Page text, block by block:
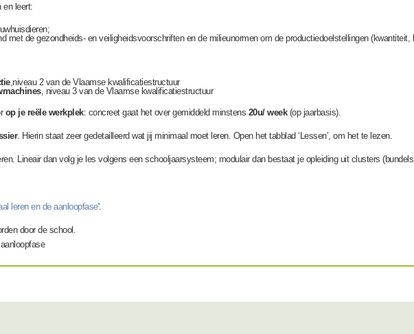
en leert:
met de gezondheids- en veiligheidsvoorschriften en de milieunormen om de productiedoelstellingen
,niveau 2 van de Vlaamse kwalificatiestructuur
, niveau 3 van de Vlaamse kwalificatiestructuur
op je reële werkplek: concreet gaat het over gemiddeld minstens 20u/ week(op jaarbasis).
. Hierin staat zeer gedetailleerd wat jij minimaal moet leren. Open het tabblad ‘Lessen’, om het te lezen.
Lineair dan volg je les volgens een schooljaarsysteem; modulair dan bestaat je opleiding uit clusters
leren en de aanloopfase'.
door de school.